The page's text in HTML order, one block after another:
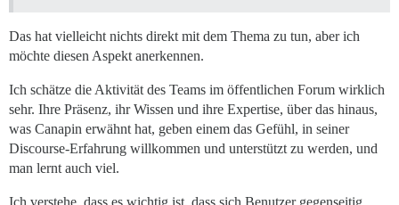
Das hat vielleicht nichts direkt mit dem Thema zu tun, aber ich
möchte diesen Aspekt anerkennen.
Ich schätze die Aktivität des Teams im öffentlichen Forum wirklich
sehr. Ihre Präsenz, ihr Wissen und ihre Expertise, über das hinaus,
was Canapin erwähnt hat, geben einem das Gefühl, in seiner
Discourse-Erfahrung willkommen und unterstützt zu werden, und
man lernt auch viel.
Ich verstehe, dass es wichtig ist, dass sich Benutzer gegenseitig